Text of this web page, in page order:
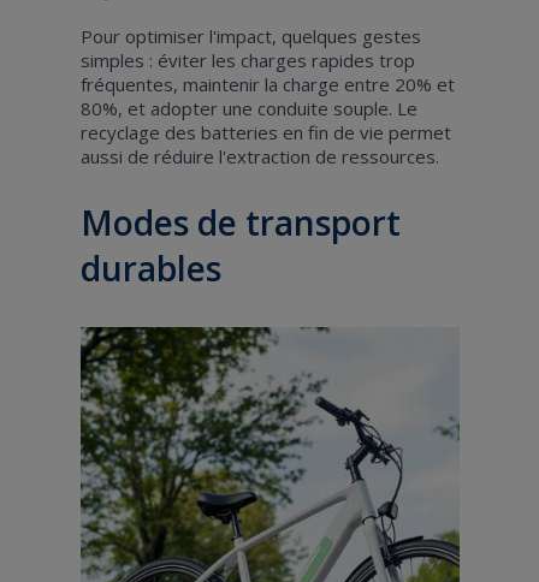
Pour optimiser l'impact, quelques gestes
simples : éviter les charges rapides trop
fréquentes, maintenir la charge entre 20% et
80%, et adopter une conduite souple. Le
recyclage des batteries en fin de vie permet
aussi de réduire l'extraction de ressources.
Modes de transport
durables